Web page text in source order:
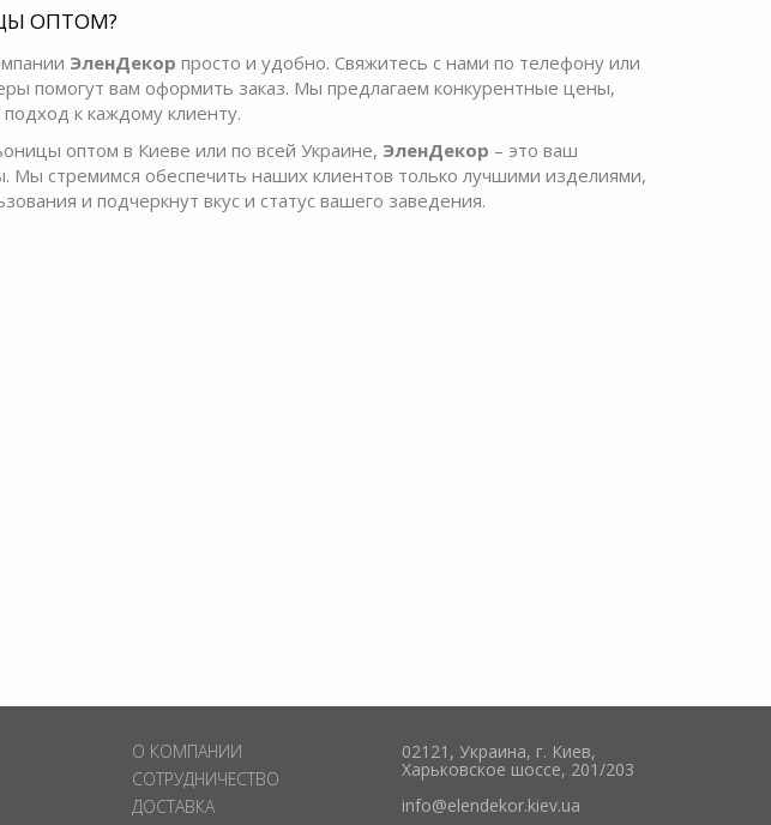
ОПТОМ?
ЭленДекор просто и удобно. Свяжитесь с нами по телефону или
помогут вам оформить заказ. Мы предлагаем конкурентные цены,
к каждому клиенту.
оптом в Киеве или по всей Украине, ЭленДекор – это ваш
Мы стремимся обеспечить наших клиентов только лучшими изделиями,
и подчеркнут вкус и статус вашего заведения.
О КОМПАНИИ
СОТРУДНИЧЕСТВО
ДОСТАВКА
02121, Украина, г. Киев,
Харьковское шоссе, 201/203
info@elendekor.kiev.ua